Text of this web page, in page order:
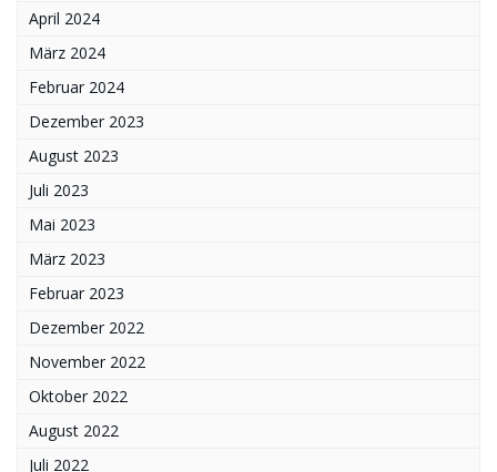
April 2024
März 2024
Februar 2024
Dezember 2023
August 2023
Juli 2023
Mai 2023
März 2023
Februar 2023
Dezember 2022
November 2022
Oktober 2022
August 2022
Juli 2022